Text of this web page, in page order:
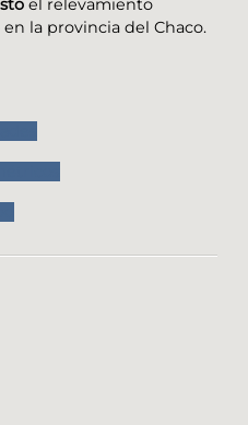
el relevamiento
la provincia del Chaco.